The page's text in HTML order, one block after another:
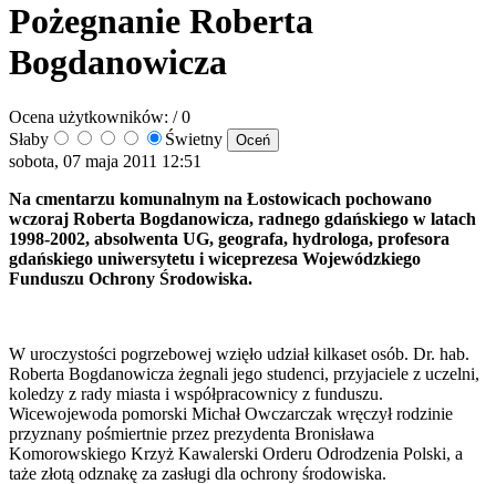
Pożegnanie Roberta
Bogdanowicza
Ocena użytkowników: / 0
Słaby
Świetny
sobota, 07 maja 2011 12:51
Na cmentarzu komunalnym na Łostowicach pochowano
wczoraj Roberta Bogdanowicza, radnego gdańskiego w latach
1998-2002, absolwenta UG, geografa, hydrologa, profesora
gdańskiego uniwersytetu i wiceprezesa Wojewódzkiego
Funduszu Ochrony Środowiska.
W uroczystości pogrzebowej wzięło udział kilkaset osób. Dr. hab.
Roberta Bogdanowicza żegnali jego studenci, przyjaciele z uczelni,
koledzy z rady miasta i współpracownicy z funduszu.
Wicewojewoda pomorski Michał Owczarczak wręczył rodzinie
przyznany pośmiertnie przez prezydenta Bronisława
Komorowskiego Krzyż Kawalerski Orderu Odrodzenia Polski, a
taże złotą odznakę za zasługi dla ochrony środowiska.